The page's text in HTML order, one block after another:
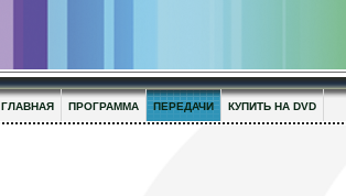
ГЛАВНАЯ ПРОГРАММА ПЕРЕДАЧИ КУПИТЬ НА DVD